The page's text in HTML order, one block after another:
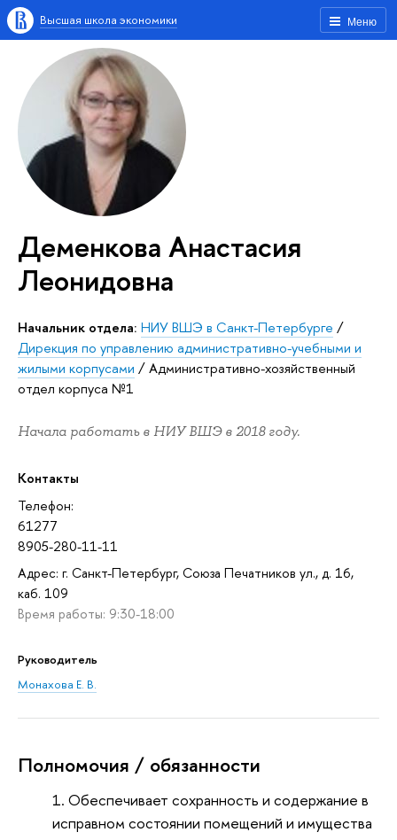
Меню
Высшая школа экономики
Деменкова Анастасия
Леонидовна
Начальник отдела: НИУ ВШЭ в Санкт-Петербурге /
Дирекция по управлению административно-учебными и
жилыми корпусами /Административно-хозяйственный
отдел корпуса №1
Начала работать в НИУ ВШЭ в 2018 году.
Контакты
Телефон:
61277
8905-280-11-11
Адрес: г. Санкт-Петербург, Союза Печатников ул., д. 16,
каб. 109
Время работы: 9:30-18:00
Руководитель
Монахова Е. В.
Полномочия / обязанности
Обеспечивает сохранность и содержание в
исправном состоянии помещений и имущества